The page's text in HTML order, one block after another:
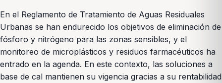
En el Reglamento de Tratamiento de Aguas Residuales
Urbanas se han endurecido los objetivos de eliminación de
fósforo y nitrógeno para las zonas sensibles, y el
monitoreo de microplásticos y residuos farmacéuticos ha
entrado en la agenda. En este contexto, las soluciones a
base de cal mantienen su vigencia gracias a su rentabilidad